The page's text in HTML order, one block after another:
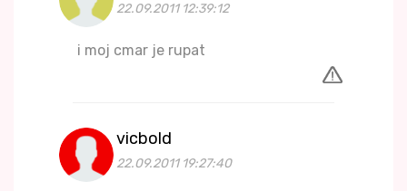
22.09.2011 12:39:12
i moj cmar je rupat
vicbold
22.09.2011 19:27:40